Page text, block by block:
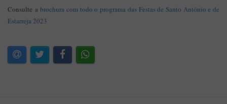
Consulte abrochura com todo o programa das Festas de Santo António e de
Estarreja 2023